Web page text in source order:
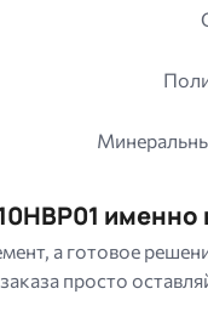
именно
а готовое
просто